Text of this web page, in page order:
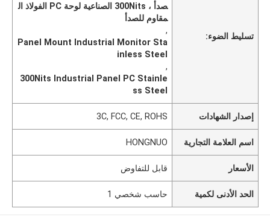
تسليط الضوء:
صدأ ، 300Nits الصناعية لوحة PC الفولاذ ال
مقاوم للصدأ
,
Panel Mount Industrial Monitor Sta
inless Steel
,
300Nits Industrial Panel PC Stainle
ss Steel
إصدار الشهادات 3C, FCC, CE, ROHS
اسم العلامة التجارية HONGNUO
الأسعار قابل للتفاوض
الحد الأدنى لكمية حاسب شخصي 1